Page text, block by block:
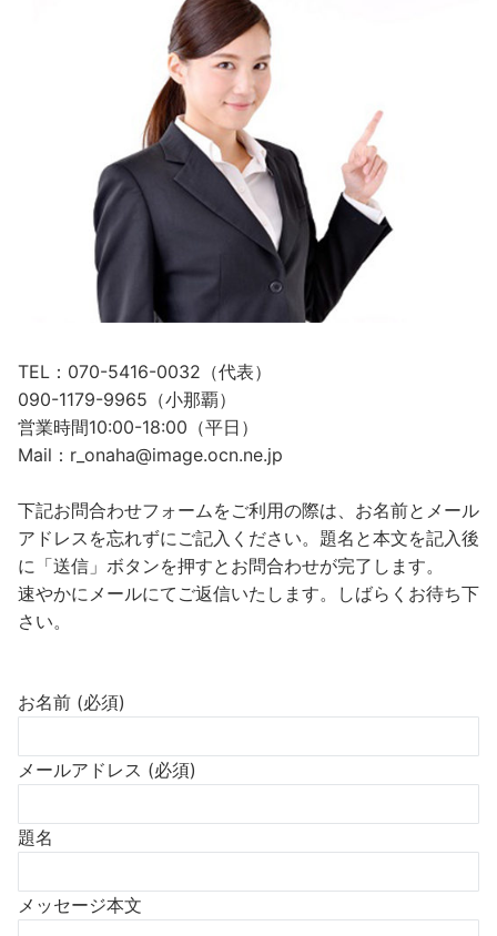
TEL：070-5416-0032（代表）
090-1179-9965（小那覇）
営業時間10:00-18:00（平日）
Mail：r_onaha@image.ocn.ne.jp
下記お問合わせフォームをご利用の際は、お名前とメール
アドレスを忘れずにご記入ください。題名と本文を記入後
に「送信」ボタンを押すとお問合わせが完了します。
速やかにメールにてご返信いたします。しばらくお待ち下
さい。
お名前 (必須)
メールアドレス (必須)
題名
メッセージ本文